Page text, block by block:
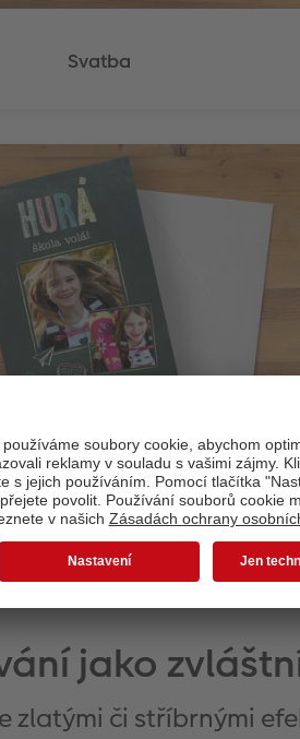
Svatba
Zápis do školy
jako
zlatými či stříbrnými